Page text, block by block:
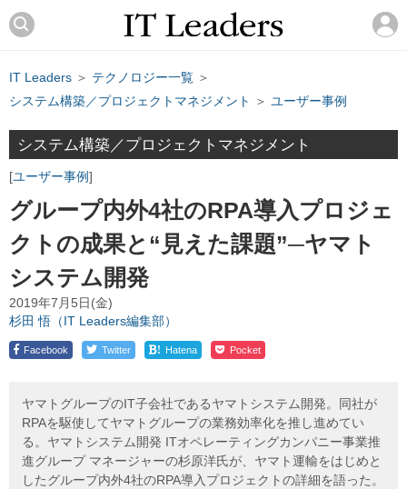
IT Leaders ＞ テクノロジー一覧 ＞
システム構築／プロジェクトマネジメント
＞ ユーザー事例
システム構築／プロジェクトマネジメント
ユーザー事例
グループ内外4社のRPA導入プロジェ
クトの成果と“見えた課題”─ヤマト
システム開発
2019年7月5日(金)
杉田 悟（IT Leaders編集部）
Facebook Twitter ! Hatena Pocket
ヤマトグループのIT子会社であるヤマトシステム開発。同社が
RPAを駆使してヤマトグループの業務効率化を推し進めてい
る。ヤマトシステム開発 ITオペレーティングカンパニー事業推
進グループ マネージャーの杉原洋氏が、ヤマト運輸をはじめと
したグループ内外4社のRPA導入プロジェクトの詳細を語った。